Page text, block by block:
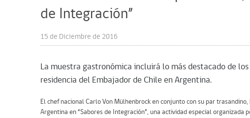
de Integración”
15 de Diciembre de 2016
La muestra gastronómica incluirá lo más destacado de
residencia del Embajador de Chile en Argentina.
El chef nacional Carlo Von Mülhenbrock en conjunto con su par
Argentina en “Sabores de Integración”, una actividad especial organizada